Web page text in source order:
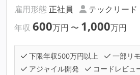
雇用形態 正社員 テックリード
年収 600万円 〜 1,000万円
下限年収500万円以上
一部リ
アジャイル開発
コードレビュ